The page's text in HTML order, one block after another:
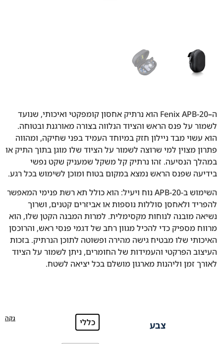
ה–
Fenix APB-20 הוא נרתיק אחסון קומפקטי ואיכותי, שנועד
לשמור על פנס הראש והציוד הנלווה בצורה מאורגנת ובטוחה.
הוא עשוי מבד ניילון חזק במיוחד העמיד בפני שחיקה, ומהווה
פתרון מצוין למי שרוצה לשמור על הציוד שלו מוגן בתוך התיק או
במהלך הנסיעה. זהו נרתיק קל משקל שמעניק שקט נפשי
בידיעה שפנס הראש נמצא במקום בטוח ומוכן לשימוש בכל רגע.
השימוש ב-APB-20 נוח ויעיל: הוא כולל תא רשת פנימי המאפשר
להפריד ולאחסן סוללות נוספות או אביזרים קטנים, ושרוך
נשיאה מובנה לנוחות מקסימלית. למרות המבנה הקטן שלו, הוא
מרווח מספיק כדי להכיל מגוון רחב של דגמי פנסי ראש, והרוכסן
האיכותי שלו מבטיח גישה מהירה ופשוטה לתוכן הנרתיק. בזכות
העיצוב הפרקטי והעמידות של החומרים, ניתן לשמור על הציוד
לאורך זמן וליהנות מארגון מושלם בכל יציאה לשטח.
צבע כללי נקה